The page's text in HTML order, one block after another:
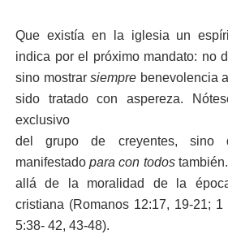
Que existía en la iglesia un
indica por el próximo mandato: no
sino mostrarsiempre benevolencia
sido tratado con aspereza.
exclusivo
del grupo de creyentes, sino
manifestadopara con todos
allá de la moralidad de la
cristiana (Romanos 12:17, 19-21; 1
5:38- 42, 43-48).